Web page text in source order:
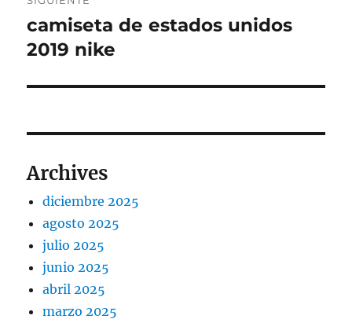
Entrada
siguiente:
camiseta de estados unidos
2019 nike
Archives
diciembre 2025
agosto 2025
julio 2025
junio 2025
abril 2025
marzo 2025